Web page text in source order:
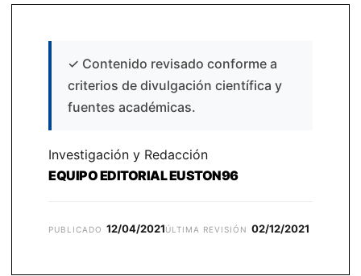
✓ Contenido revisado conforme a
criterios de divulgación científica y
fuentes académicas.
Investigación y Redacción
EQUIPO EDITORIAL EUSTON96
PUBLICADO 12/04/2021ÚLTIMA REVISIÓN 02/12/2021